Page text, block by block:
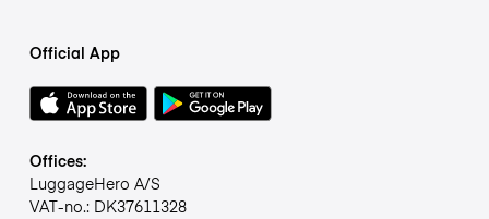
Official App
Offices:
LuggageHero A/S
VAT-no.: DK37611328